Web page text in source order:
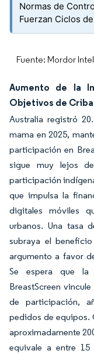
Normas de
Fuerzan Ciclos
Fuente: Mordor
Aumento de la
Objetivos de
Australia registró
mama en 2025,
participación en
sigue muy lejos
participación
que impulsa la
digitales móviles
urbanos. Una tasa
subraya el
argumento a favor
Se espera que
BreastScreen
de participación,
pedidos de equipos.
aproximadamente
equivale a entre